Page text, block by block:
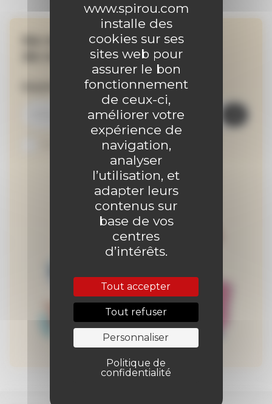
www.spirou.com
installe des
cookies sur ses
sites web pour
assurer le bon
fonctionnement
de ceux-ci,
améliorer votre
expérience de
navigation,
analyser
l’utilisation, et
adapter leurs
contenus sur
base de vos
centres
d’intérêts.
Tout accepter
Tout refuser
Personnaliser
Politique de
confidentialité
Ne manquez aucune
de nos actualités !
Inscrivez-vous à la newsletter
Je suis abonné au site